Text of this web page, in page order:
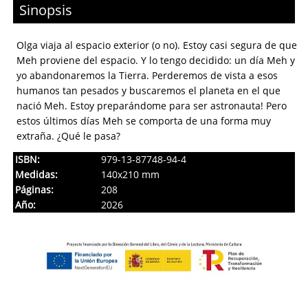
Sinopsis
Olga viaja al espacio exterior (o no). Estoy casi segura de que
Meh proviene del espacio. Y lo tengo decidido: un día Meh y
yo abandonaremos la Tierra. Perderemos de vista a esos
humanos tan pesados y buscaremos el planeta en el que
nació Meh. Estoy preparándome para ser astronauta! Pero
estos últimos días Meh se comporta de una forma muy
extraña. ¿Qué le pasa?
ISBN:
979-13-87748-94-4
Medidas:
140x210 mm
Páginas:
208
Año:
2026